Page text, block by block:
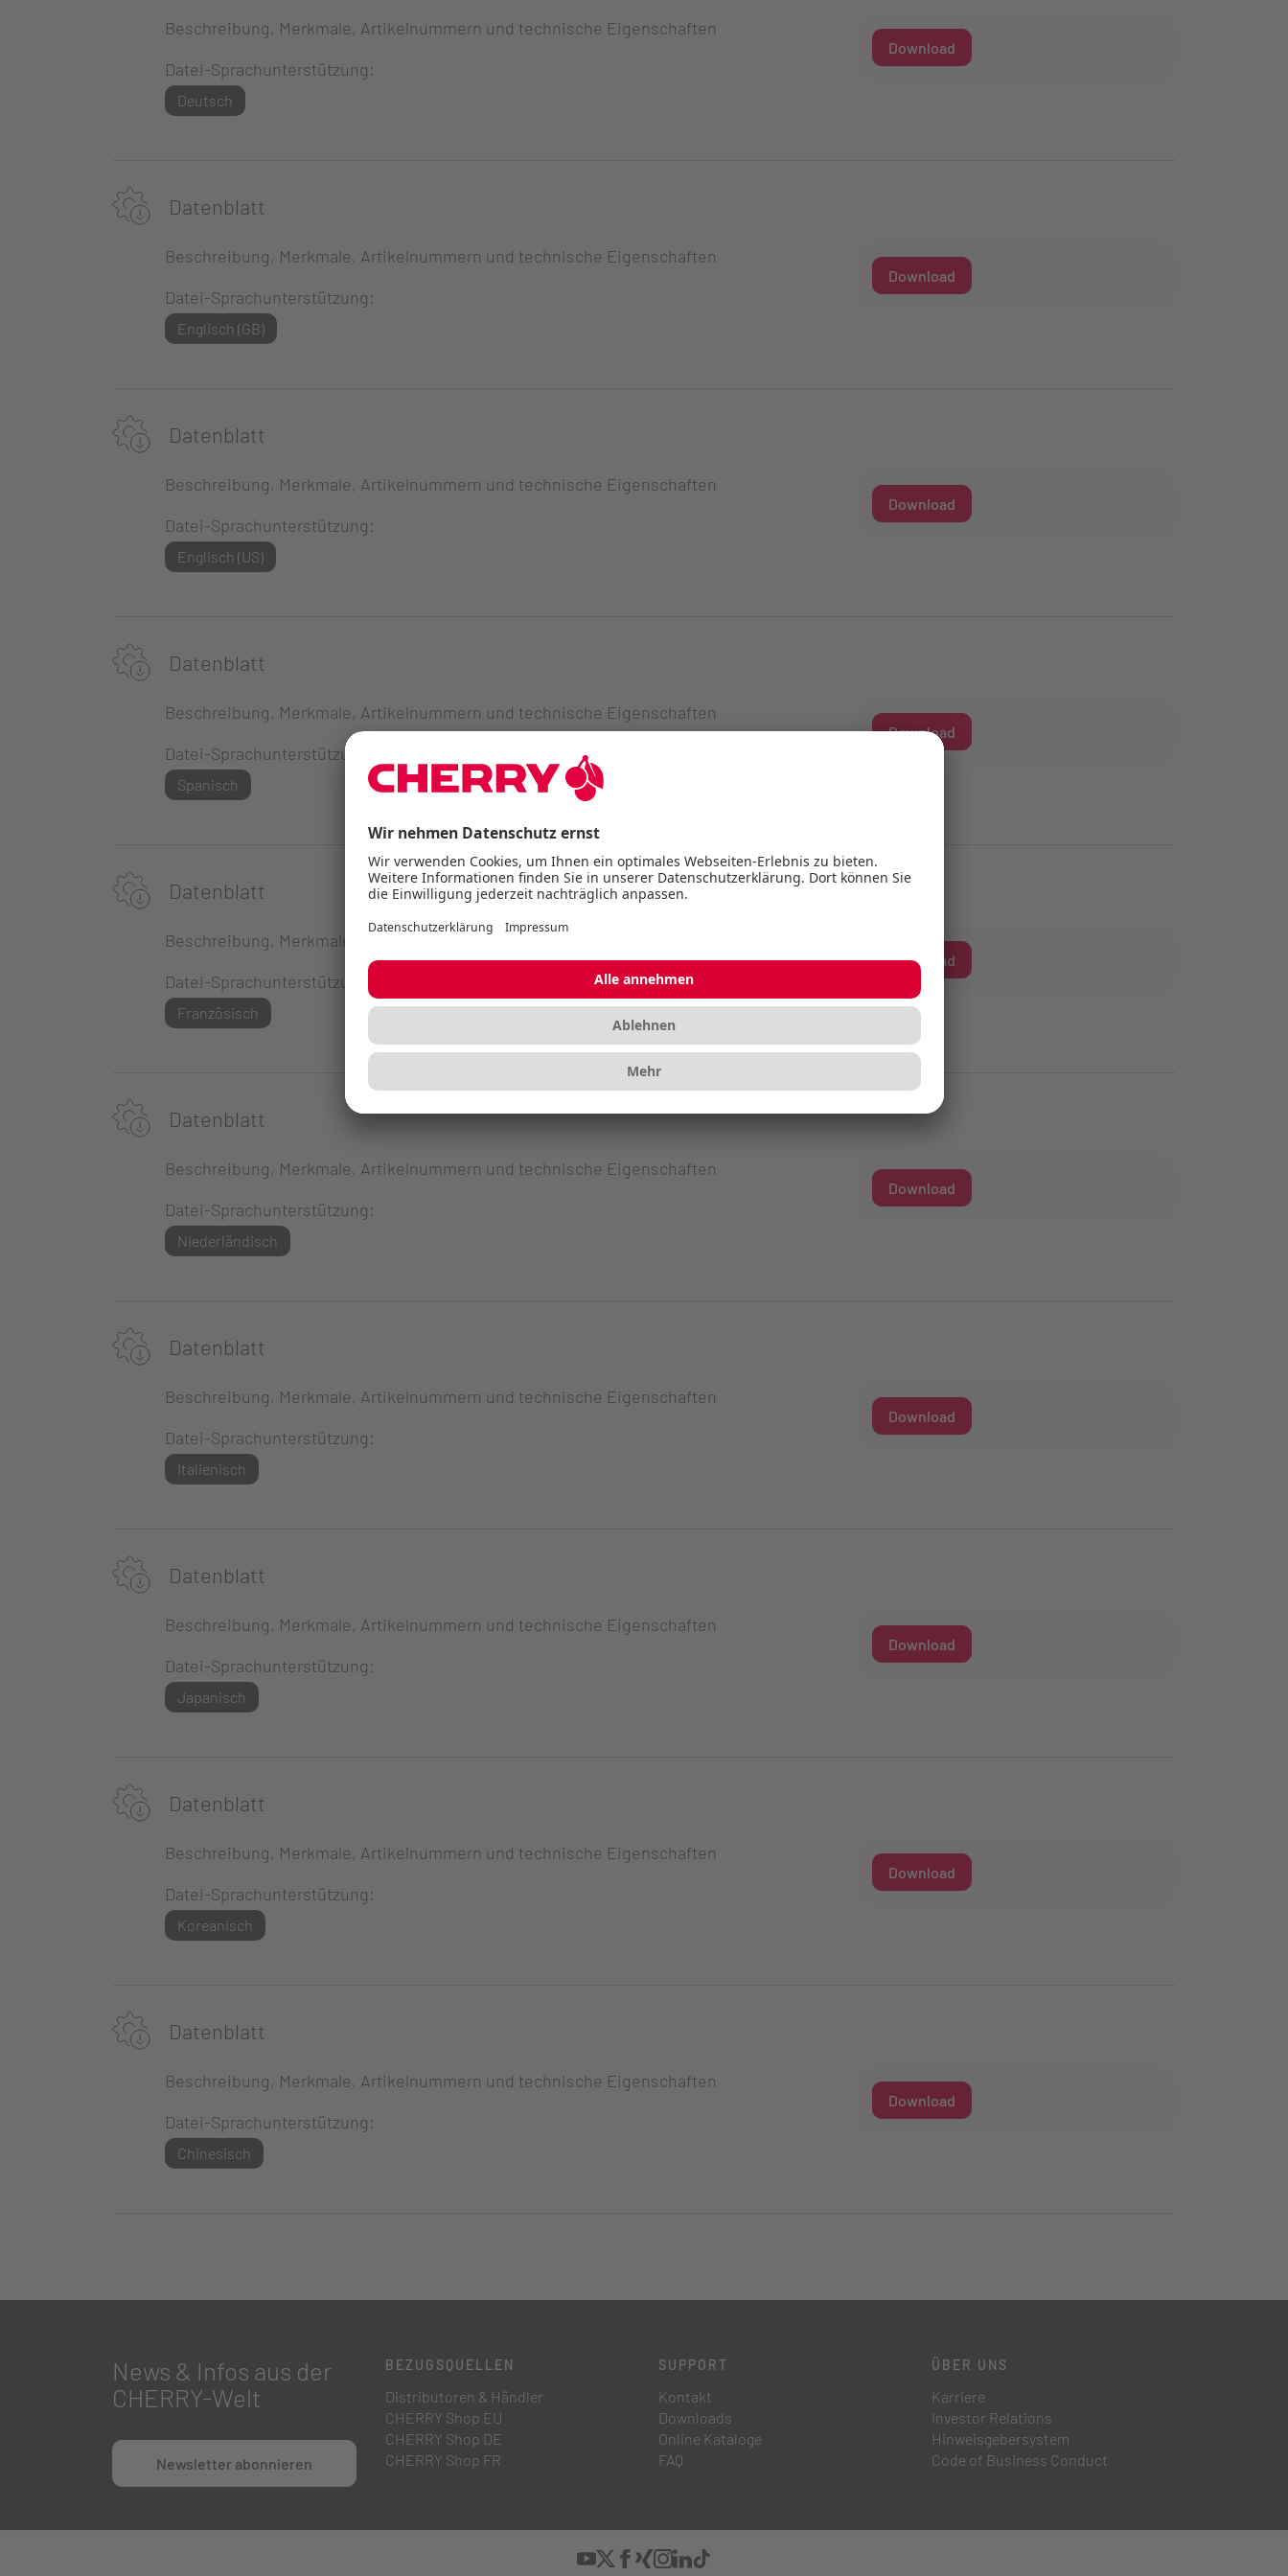
Beschreibung, Merkmale, Artikelnummern und technische Eigenschaften
Datei-Sprachunterstützung:
Deutsch
Download
Datenblatt
Beschreibung, Merkmale, Artikelnummern und technische Eigenschaften
Datei-Sprachunterstützung:
Englisch (GB)
Download
Datenblatt
Beschreibung, Merkmale, Artikelnummern und technische Eigenschaften
Datei-Sprachunterstützung:
Englisch (US)
Download
Datenblatt
Beschreibung, Merkmale, Artikelnummern und technische Eigenschaften
Datei-Sprachunterstützung:
Spanisch
Download
Datenblatt
Beschreibung, Merkmale, Artikelnummern und technische Eigenschaften
Datei-Sprachunterstützung:
Französisch
Download
Datenblatt
Beschreibung, Merkmale, Artikelnummern und technische Eigenschaften
Datei-Sprachunterstützung:
Niederländisch
Download
Datenblatt
Beschreibung, Merkmale, Artikelnummern und technische Eigenschaften
Datei-Sprachunterstützung:
Italienisch
Download
Datenblatt
Beschreibung, Merkmale, Artikelnummern und technische Eigenschaften
Datei-Sprachunterstützung:
Japanisch
Download
Datenblatt
Beschreibung, Merkmale, Artikelnummern und technische Eigenschaften
Datei-Sprachunterstützung:
Koreanisch
Download
Datenblatt
Beschreibung, Merkmale, Artikelnummern und technische Eigenschaften
Datei-Sprachunterstützung:
Chinesisch
Download
News & Infos aus der
CHERRY-Welt
Newsletter abonnieren
BEZUGSQUELLEN
Distributoren & Händler
CHERRY Shop EU
CHERRY Shop DE
CHERRY Shop FR
SUPPORT
Kontakt
Downloads
Online Kataloge
FAQ
ÜBER UNS
Karriere
Investor Relations
Hinweisgebersystem
Code of Business Conduct